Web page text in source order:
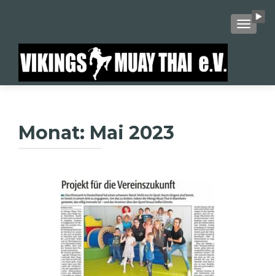
Monat: Mai 2023
Beitragsnavigation